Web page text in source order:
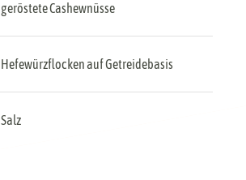
geröstete Cashewnüsse
Hefewürzflocken auf Getreidebasis
Salz